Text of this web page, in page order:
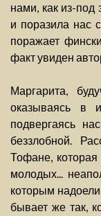
нами, как из-под
и поразила нас
поражает
факт увиден
Маргарита,
оказываясь в
подвергаясь
беззлобной.
Тофане,
молодых...
которым
бывает же так,